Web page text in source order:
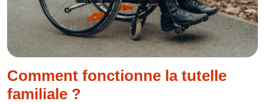
Comment fonctionne la tutelle
familiale ?